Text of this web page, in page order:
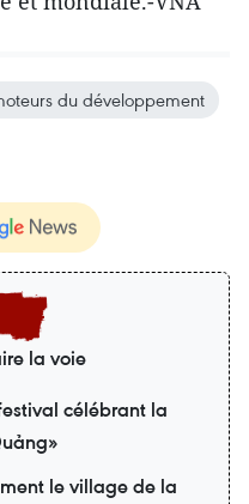
du développement
la voie
célébrant la
le village de la